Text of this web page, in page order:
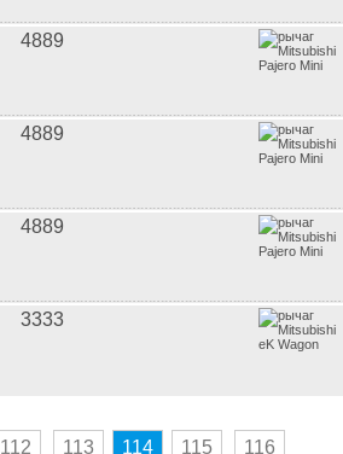
4889
4889
4889
3333
112 113 114 115 116